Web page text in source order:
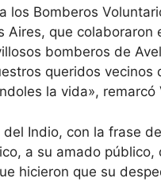
los Bomberos
Aires, que colaboraron
bomberos de
queridos
la vida»,
Indio, con la frase
a su amado público,
hicieron que su